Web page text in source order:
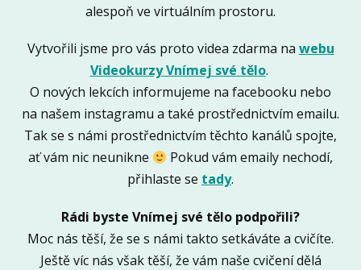
alespoň ve virtuálním prostoru.
Vytvořili jsme pro vás proto videa zdarma na webu
Videokurzy Vnímej své tělo.
O nových lekcích informujeme na facebooku nebo
na našem instagramu a také prostřednictvím emailu.
Tak se s námi prostřednictvím těchto kanálů spojte,
ať vám nic neunikne
Pokud vám emaily nechodí,
přihlaste se tady.
Rádi byste Vnímej své tělo podpořili?
Moc nás těší, že se s námi takto setkáváte a cvičíte.
Ještě víc nás však těší, že vám naše cvičení dělá